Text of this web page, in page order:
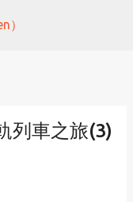
）
列車之旅(3)